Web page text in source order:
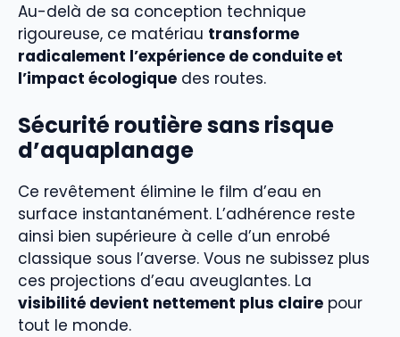
Au-delà de sa conception technique
rigoureuse, ce matériau transforme
radicalement l’expérience de conduite et
l’impact écologique des routes.
Sécurité routière sans risque
d’aquaplanage
Ce revêtement élimine le film d’eau en
surface instantanément. L’adhérence reste
ainsi bien supérieure à celle d’un enrobé
classique sous l’averse. Vous ne subissez plus
ces projections d’eau aveuglantes. La
visibilité devient nettement plus claire pour
tout le monde.